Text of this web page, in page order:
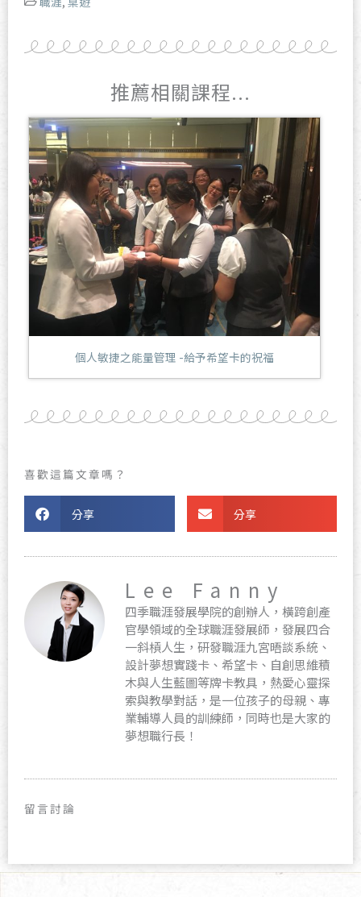
推薦相關課程...
個人敏捷之能量管理 -給予希望卡的祝福
喜歡這篇文章嗎？
分享 分享
Lee Fanny
四季職涯發展學院的創辦人，橫跨創產
官學領域的全球職涯發展師，發展四合
一斜槓人生，研發職涯九宮晤談系統、
設計夢想實踐卡、希望卡、自創思維積
木與人生藍圖等牌卡教具，熱愛心靈探
索與教學對話，是一位孩子的母親、專
業輔導人員的訓練師，同時也是大家的
夢想職行長！
留言討論